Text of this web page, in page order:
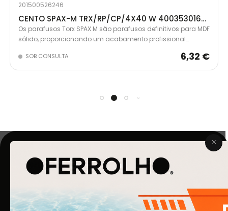
201500526246
CENTO SPAX-M TRX/RP/CP/4X40 W 4003530168468
Os parafusos Torx SPAX M são parafusos definitivos para MDF
sólido, proporcionando um acabamento profissional
nervuras escareadas para potência máxima de
acionamento sem rachar a madeira.
SOB CONSULTA 6,32 €
O Ferrolho iniciou a sua atividade em 1990. O que começou